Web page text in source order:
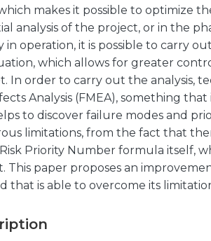
makes it possible to optimize
analysis of the project, or in the
in operation, it is possible to carry
which allows for greater
In order to carry out the analysis,
Analysis (FMEA), something
to discover failure modes and
limitations, from the fact that
Priority Number formula itself,
This paper proposes an
that is able to overcome its